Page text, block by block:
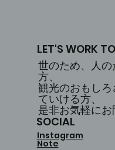
SOCIAL
Instagram
Note
LET'S WORK
世のため、人
方、
観光のおもし
ていける方、
是非お気軽にお